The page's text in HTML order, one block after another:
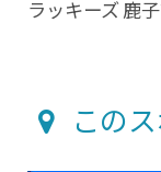
ラッキーズ 鹿
この